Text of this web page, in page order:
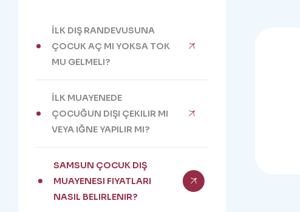
İLK DIŞ RANDEVUSUNA
ÇOCUK AÇ MI YOKSA TOK
MU GELMELI?
İLK MUAYENEDE
ÇOCUĞUN DIŞI ÇEKILIR MI
VEYA IĞNE YAPILIR MI?
SAMSUN ÇOCUK DIŞ
MUAYENESI FIYATLARI
NASIL BELIRLENIR?